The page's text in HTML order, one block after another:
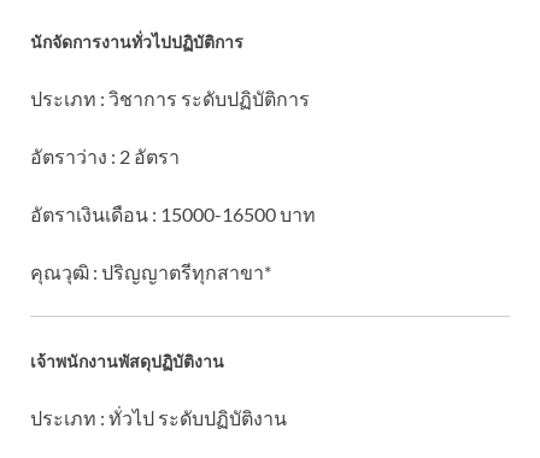
นักจัดการงานทั่วไปปฏิบัติการ
ประเภท : วิชาการ ระดับปฏิบัติการ
อัตราว่าง : 2 อัตรา
อัตราเงินเดือน : 15000-16500 บาท
คุณวุฒิ : ปริญญาตรีทุกสาขา*
เจ้าพนักงานพัสดุปฏิบัติงาน
ประเภท : ทั่วไป ระดับปฏิบัติงาน